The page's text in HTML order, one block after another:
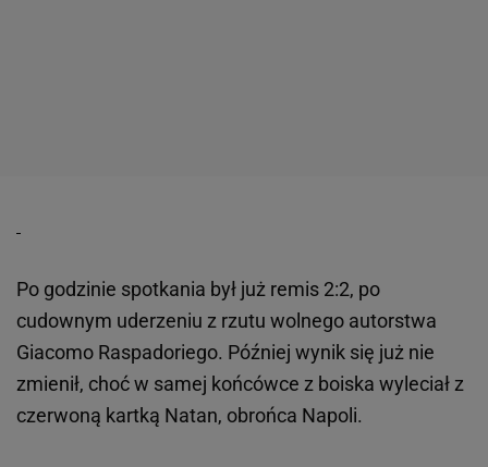
Po godzinie spotkania był już remis 2:2, po
cudownym uderzeniu z rzutu wolnego autorstwa
Giacomo Raspadoriego. Później wynik się już nie
zmienił, choć w samej końcówce z boiska wyleciał z
czerwoną kartką Natan, obrońca Napoli.